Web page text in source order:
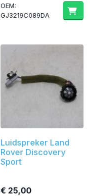
OEM:
GJ3219C089DA
Luidspreker Land
Rover Discovery
Sport
€ 25,00